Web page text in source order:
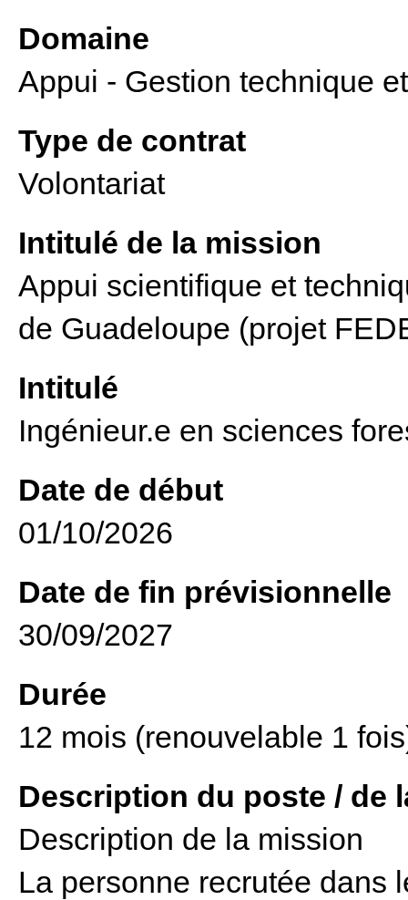
Domaine
Appui - Gestion technique
Type de contrat
Volontariat
Intitulé de la mission
Appui scientifique et
de Guadeloupe (projet
Intitulé
Ingénieur.e en sciences
Date de début
01/10/2026
Date de fin prévisionnelle
30/09/2027
Durée
12 mois (renouvelable 1
Description du poste / de
Description de la mission
La personne recrutée dans